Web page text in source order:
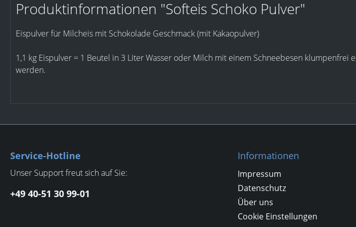
Produktinformationen "Softeis Schoko Pulver"
Eispulver für Milcheis mit Schokolade Geschmack (mit Kakaopulver)
1,1 kg Eispulver = 1 Beutel in 3 Liter Wasser oder Milch mit einem Schneebesen
werden.
Service-Hotline
Unser Support freut sich auf Sie:
+49 40-51 30 99-01
Informationen
Impressum
Datenschutz
Über uns
Cookie Einstellungen